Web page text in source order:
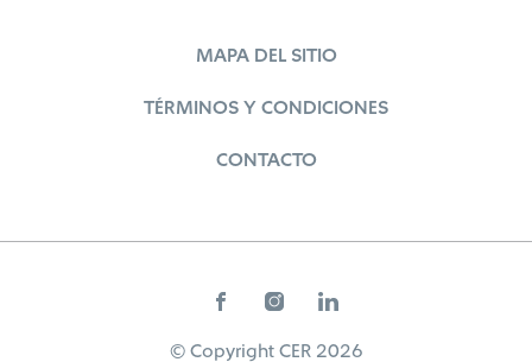
MAPA DEL SITIO
TÉRMINOS Y CONDICIONES
CONTACTO
© Copyright CER 2026